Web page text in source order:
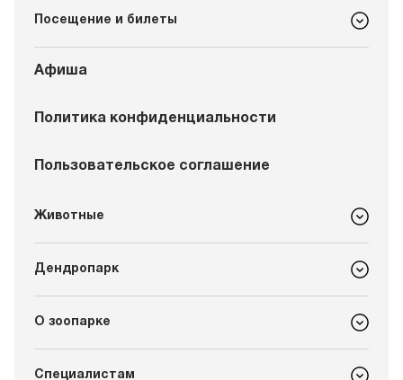
Посещение и билеты
Афиша
Политика конфиденциальности
Пользовательское соглашение
Животные
Дендропарк
О зоопарке
Специалистам